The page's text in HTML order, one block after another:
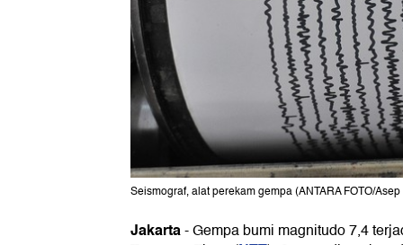
Seismograf, alat perekam gempa (ANTARA FOTO/
Jakarta-Gempa bumi magnitudo 7,4